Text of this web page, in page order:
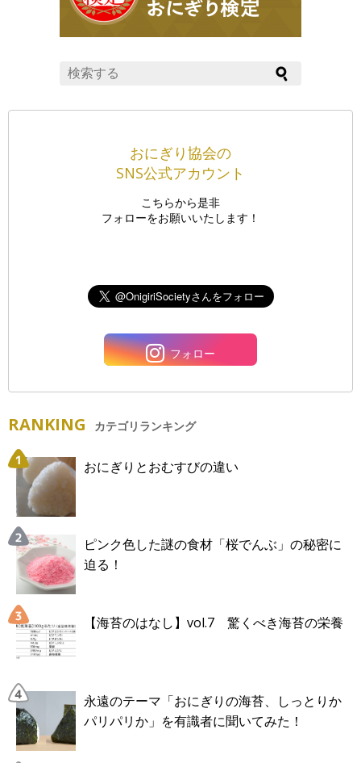
おにぎり協会の
SNS公式アカウント
こちらから是非
フォローをお願いいたします！
フォロー
RANKING カテゴリランキング
おにぎりとおむすびの違い
ピンク色した謎の食材「桜でんぶ」の秘密に
迫る！
【海苔のはなし】vol.7 驚くべき海苔の栄養
永遠のテーマ「おにぎりの海苔、しっとりか
パリパリか」を有識者に聞いてみた！